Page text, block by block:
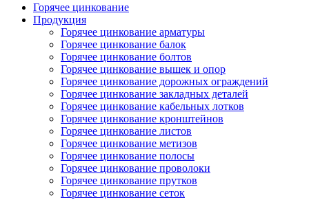
Горячее цинкование
Продукция
Горячее цинкование арматуры
Горячее цинкование балок
Горячее цинкование болтов
Горячее цинкование вышек и опор
Горячее цинкование дорожных ограждений
Горячее цинкование закладных деталей
Горячее цинкование кабельных лотков
Горячее цинкование кронштейнов
Горячее цинкование листов
Горячее цинкование метизов
Горячее цинкование полосы
Горячее цинкование проволоки
Горячее цинкование прутков
Горячее цинкование сеток